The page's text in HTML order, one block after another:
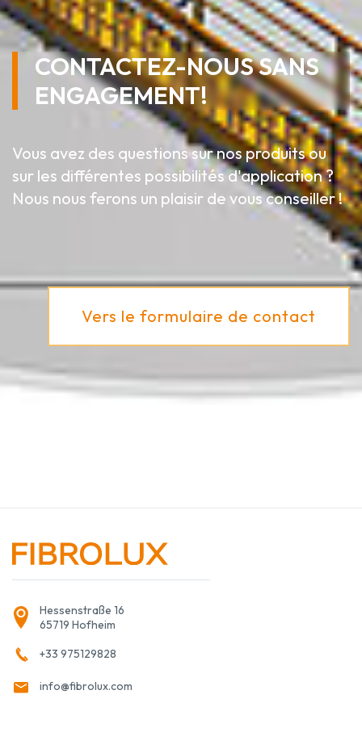
CONTACTEZ-NOUS SANS
ENGAGEMENT!
Vous avez des questions sur nos produits ou
sur les différentes possibilités d'application ?
Nous nous ferons un plaisir de vous conseiller !
Vers le formulaire de contact
Hessenstraße 16
65719 Hofheim
+33 975129828
info@fibrolux.com